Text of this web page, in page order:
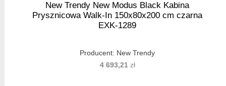
New Trendy New Modus Black Kabina
Prysznicowa Walk-In 150x80x200 cm czarna
EXK-1289
Producent: New Trendy
4 693,21zł